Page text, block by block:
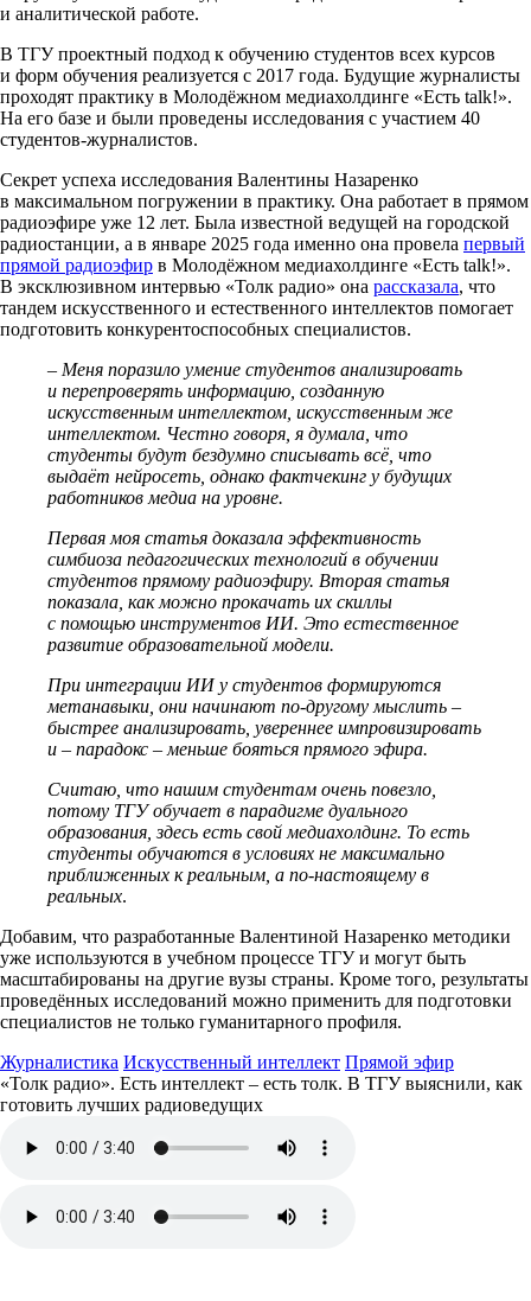
и аналитической работе.
В ТГУ проектный подход к обучению студентов всех курсов
и форм обучения реализуется с 2017 года. Будущие журналисты
проходят практику в Молодёжном медиахолдинге «Есть talk!».
На его базе и были проведены исследования с участием 40
студентов-журналистов.
Секрет успеха исследования Валентины Назаренко
в максимальном погружении в практику. Она работает в прямом
радиоэфире уже 12 лет. Была известной ведущей на городской
радиостанции, а в январе 2025 года именно она провела первый
прямой радиоэфир в Молодёжном медиахолдинге «Есть talk!».
В эксклюзивном интервью «Толк радио» она рассказала, что
тандем искусственного и естественного интеллектов помогает
подготовить конкурентоспособных специалистов.
– Меня поразило умение студентов анализировать
и перепроверять информацию, созданную
искусственным интеллектом, искусственным же
интеллектом. Честно говоря, я думала, что
студенты будут бездумно списывать всё, что
выдаёт нейросеть, однако фактчекинг у будущих
работников медиа на уровне.
Первая моя статья доказала эффективность
симбиоза педагогических технологий в обучении
студентов прямому радиоэфиру. Вторая статья
показала, как можно прокачать их скиллы
с помощью инструментов ИИ. Это естественное
развитие образовательной модели.
При интеграции ИИ у студентов формируются
метанавыки, они начинают по-другому мыслить –
быстрее анализировать, увереннее импровизировать
и – парадокс – меньше бояться прямого эфира.
Считаю, что нашим студентам очень повезло,
потому ТГУ обучает в парадигме дуального
образования, здесь есть свой медиахолдинг. То есть
студенты обучаются в условиях не максимально
приближенных к реальным, а по-настоящему в
реальных.
Добавим, что разработанные Валентиной Назаренко методики
уже используются в учебном процессе ТГУ и могут быть
масштабированы на другие вузы страны. Кроме того, результаты
проведённых исследований можно применить для подготовки
специалистов не только гуманитарного профиля.
Журналистика Искусственный интеллект Прямой эфир
«Толк радио». Есть интеллект – есть толк. В ТГУ выяснили, как
готовить лучших радиоведущих